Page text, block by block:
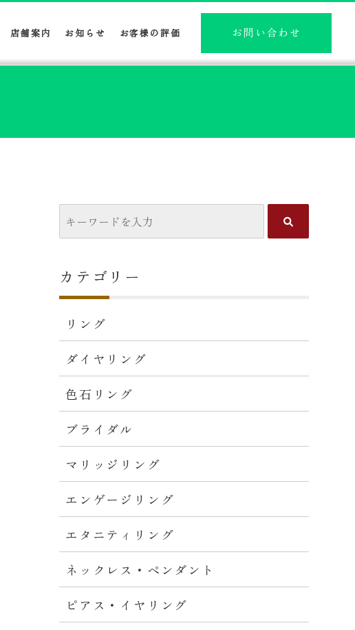
店舗案内 お知らせ お客様の評価 お問い合わせ
カテゴリー
リング
ダイヤリング
色石リング
ブライダル
マリッジリング
エンゲージリング
エタニティリング
ネックレス・ペンダント
ピアス・イヤリング